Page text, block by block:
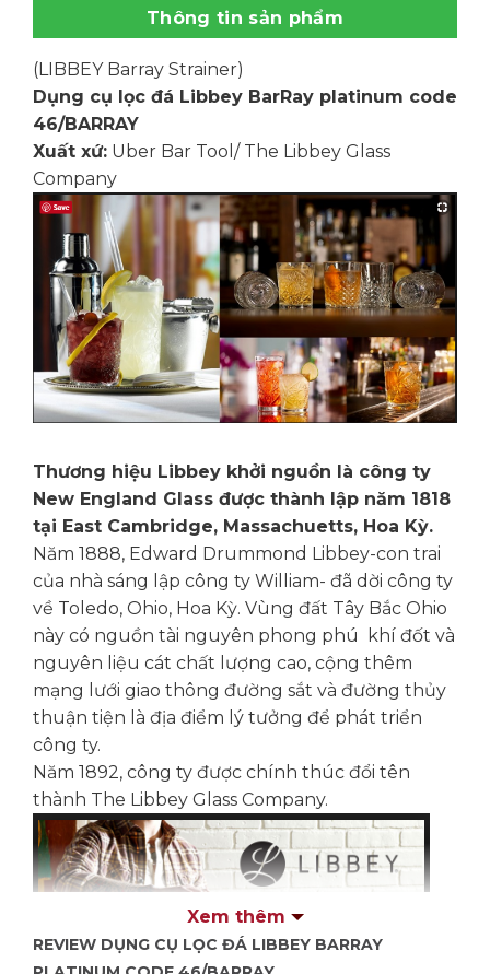
Thông tin sản phẩm
(LIBBEY Barray Strainer)
Dụng cụ lọc đá Libbey BarRay platinum code
46/BARRAY
Xuất xứ:Uber Bar Tool/ The Libbey Glass
Company
Thương hiệu Libbey khởi nguồn là công ty
New England Glass được thành lập năm 1818
tại East Cambridge, Massachuetts, Hoa Kỳ.
Năm 1888, Edward Drummond Libbey-con trai
của nhà sáng lập công ty William- đã dời công ty
về Toledo, Ohio, Hoa Kỳ. Vùng đất Tây Bắc Ohio
này có nguồn tài nguyên phong phú khí đốt và
nguyên liệu cát chất lượng cao, cộng thêm
mạng lưới giao thông đường sắt và đường thủy
thuận tiện là địa điểm lý tưởng để phát triển
công ty.
Năm 1892, công ty được chính thúc đổi tên
thành The Libbey Glass Company.
Xem thêm
REVIEW DỤNG CỤ LỌC ĐÁ LIBBEY BARRAY